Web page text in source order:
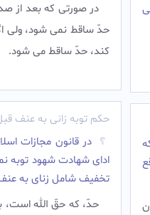
در صورتى که بعد از
حدّ ساقط نمى شود، ولى
کند، حدّ ساقط مى شود.‌
حکم توبه زانی به عنف
در قانون مجازات
اداى شهادت شهود توبه
تخفیف شامل زناى به
حدّ، که حقّ الله است،